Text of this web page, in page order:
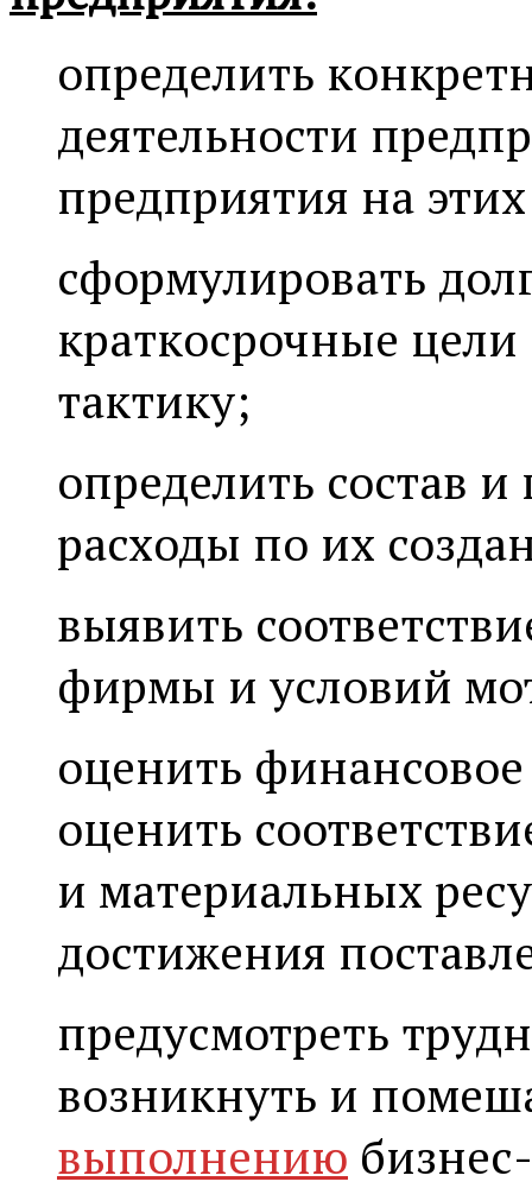
определить
деятельности
предприятия на
сформулировать
краткосрочные
тактику;
определить состав
расходы по их
выявить
фирмы и условий
оценить
оценить
и материальных
достижения
предусмотреть
возникнуть и
выполнению